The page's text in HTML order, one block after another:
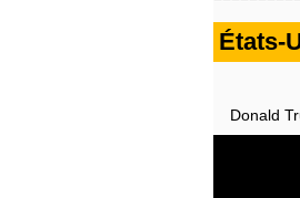
États-
Donald